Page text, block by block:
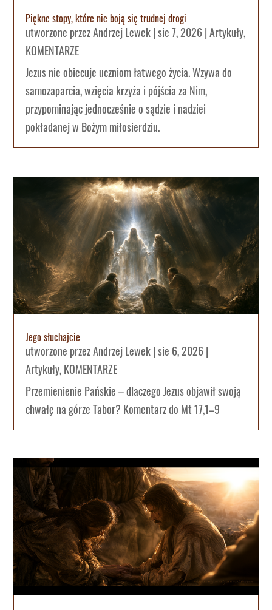
Piękne stopy, które nie boją się trudnej drogi
utworzone przezAndrzej Lewek|sie 7, 2026|Artykuły,
KOMENTARZE
Jezus nie obiecuje uczniom łatwego życia. Wzywa do
samozaparcia, wzięcia krzyża i pójścia za Nim,
przypominając jednocześnie o sądzie i nadziei
pokładanej w Bożym miłosierdziu.
Jego słuchajcie
utworzone przezAndrzej Lewek|sie 6, 2026|
Artykuły,KOMENTARZE
Przemienienie Pańskie – dlaczego Jezus objawił swoją
chwałę na górze Tabor? Komentarz do Mt 17,1–9